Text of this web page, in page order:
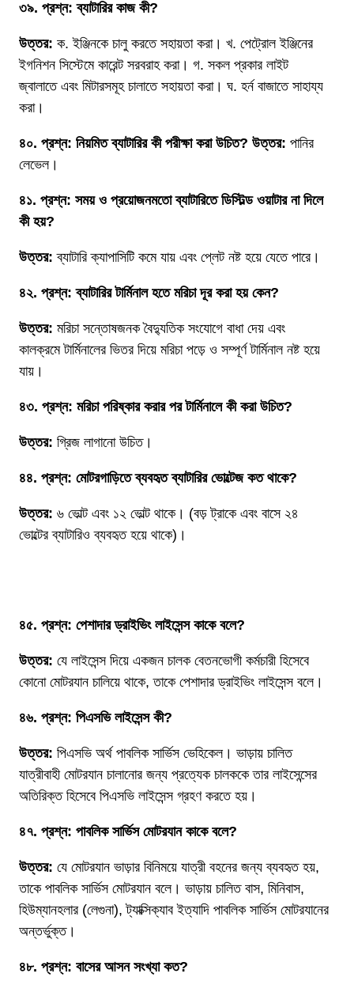
৩৯. প্রশ্ন: ব্যাটারির কাজ কী?
উত্তর: ক. ইঞ্জিনকে চালু করতে সহায়তা করা। খ. পেট্রোল ইঞ্জিনের
ইগনিশন সিস্টেমে কারেন্ট সরবরাহ করা। গ. সকল প্রকার লাইট
জ্বালাতে এবং মিটারসমূহ চালাতে সহায়তা করা। ঘ. হর্ন বাজাতে সাহায্য
করা।
৪০. প্রশ্ন: নিয়মিত ব্যাটারির কী পরীক্ষা করা উচিত? উত্তর: পানির
লেভেল।
৪১. প্রশ্ন: সময় ও প্রয়োজনমতো ব্যাটারিতে ডিস্টিল্ড ওয়াটার না দিলে
কী হয়?
উত্তর: ব্যাটারি ক্যাপাসিটি কমে যায় এবং প্লেট নষ্ট হয়ে যেতে পারে।
৪২. প্রশ্ন: ব্যাটারির টার্মিনাল হতে মরিচা দূর করা হয় কেন?
উত্তর: মরিচা সন্তোষজনক বৈদ্যুতিক সংযোগে বাধা দেয় এবং
কালক্রমে টার্মিনালের ভিতর দিয়ে মরিচা পড়ে ও সম্পূর্ণ টার্মিনাল নষ্ট হয়ে
যায়।
৪৩. প্রশ্ন: মরিচা পরিষ্কার করার পর টার্মিনালে কী করা উচিত?
উত্তর: গ্রিজ লাগানো উচিত।
৪৪. প্রশ্ন: মোটরগাড়িতে ব্যবহৃত ব্যাটারির ভোল্টেজ কত থাকে?
উত্তর: ৬ ভোল্ট এবং ১২ ভোল্ট থাকে। (বড় ট্রাকে এবং বাসে ২৪
ভোল্টের ব্যাটারিও ব্যবহৃত হয়ে থাকে)।
৪৫. প্রশ্ন: পেশাদার ড্রাইভিং লাইসেন্স কাকে বলে?
উত্তর: যে লাইসেন্স দিয়ে একজন চালক বেতনভোগী কর্মচারী হিসেবে
কোনো মোটরযান চালিয়ে থাকে, তাকে পেশাদার ড্রাইভিং লাইসেন্স বলে।
৪৬. প্রশ্ন: পিএসভি লাইসেন্স কী?
উত্তর: পিএসভি অর্থ পাবলিক সার্ভিস ভেহিকেল। ভাড়ায় চালিত
যাত্রীবাহী মোটরযান চালানোর জন্য প্রত্যেক চালককে তার লাইসেন্সের
অতিরিক্ত হিসেবে পিএসভি লাইসেন্স গ্রহণ করতে হয়।
৪৭. প্রশ্ন: পাবলিক সার্ভিস মোটরযান কাকে বলে?
উত্তর: যে মোটরযান ভাড়ার বিনিময়ে যাত্রী বহনের জন্য ব্যবহৃত হয়,
তাকে পাবলিক সার্ভিস মোটরযান বলে। ভাড়ায় চালিত বাস, মিনিবাস,
হিউম্যানহলার (লেগুনা), ট্যাক্সিক্যাব ইত্যাদি পাবলিক সার্ভিস মোটরযানের
অন্তর্ভুক্ত।
৪৮. প্রশ্ন: বাসের আসন সংখ্যা কত?